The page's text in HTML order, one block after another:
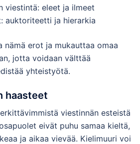
viestintä: eleet ja ilmeet
auktoriteetti ja hierarkia
nämä erot ja mukauttaa omaa
jotta voidaan välttää
yhteistyötä.
haasteet
viestinnän esteistä
eivät puhu samaa kieltä,
ja aikaa vievää. Kielimuuri voi